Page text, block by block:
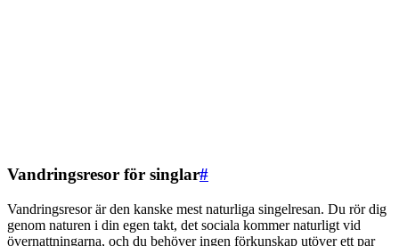
Vandringsresor för singlar#
Vandringsresor är den kanske mest naturliga singelresan. Du rör dig
genom naturen i din egen takt, det sociala kommer naturligt vid
övernattningarna, och du behöver ingen förkunskap utöver ett par